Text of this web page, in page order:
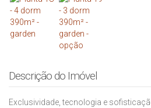
Descrição do Imóvel
Exclusividade, tecnologia e